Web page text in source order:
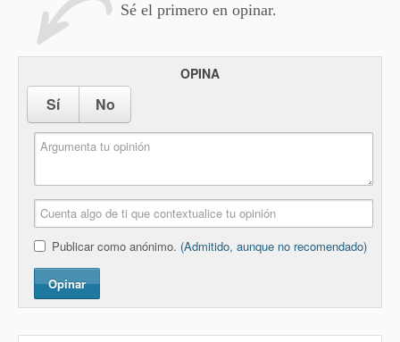
Sé el primero en opinar.
OPINA
Sí No
Publicar como anónimo. (Admitido, aunque no recomendado)
Opinar